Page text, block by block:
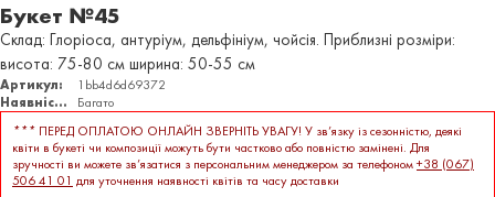
Букет №45
Склад: Глоріоса, антуріум, дельфініум, чойсія. Приблизні розміри:
висота: 75-80 см ширина: 50-55 см
Артикул:
1bb4d6d69372
Наявність:
Багато
*** ПЕРЕД ОПЛАТОЮ ОНЛАЙН ЗВЕРНІТЬ УВАГУ! У зв’язку із сезонністю, деякі
квіти в букеті чи композиції можуть бути частково або повністю замінені. Для
зручності ви можете зв’язатися з персональним менеджером за телефоном+38 (067)
506 41 01 для уточнення наявності квітів та часу доставки